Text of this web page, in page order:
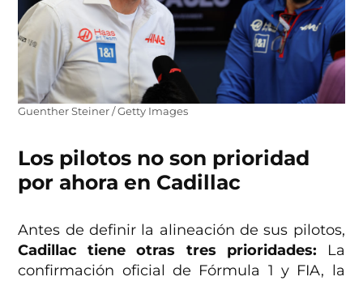
Guenther Steiner / Getty Images
Los pilotos no son prioridad
por ahora en Cadillac
Antes de definir la alineación de sus pilotos,
Cadillac tiene otras tres prioridades:
La
confirmación oficial de Fórmula 1 y FIA, la